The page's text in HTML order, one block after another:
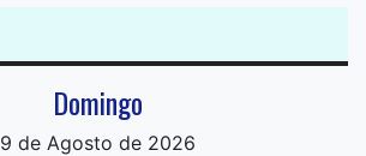
Domingo
9 de Agosto de 2026